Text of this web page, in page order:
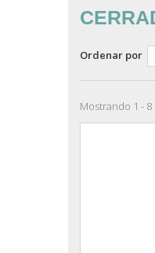
Ordenar por
Mostrando 1 -